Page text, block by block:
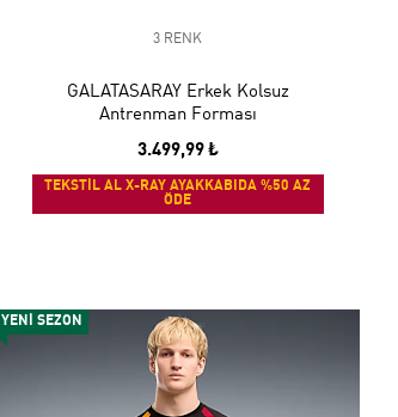
3 RENK
GALATASARAY Erkek Kolsuz
Antrenman Forması
3.499,99 ₺
TEKSTİL AL X-RAY AYAKKABIDA %50 AZ
ÖDE
YENİ SEZON